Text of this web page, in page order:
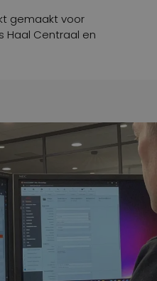
gemaakt voor
Haal Centraal en